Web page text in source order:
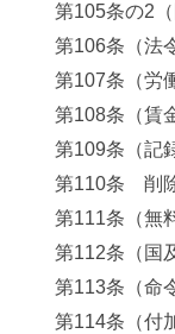
第105条の2
第106条（法
第107条（労
第108条（賃
第109条（記
第110条 削
第111条（無
第112条（国
第113条（命
第114条（付